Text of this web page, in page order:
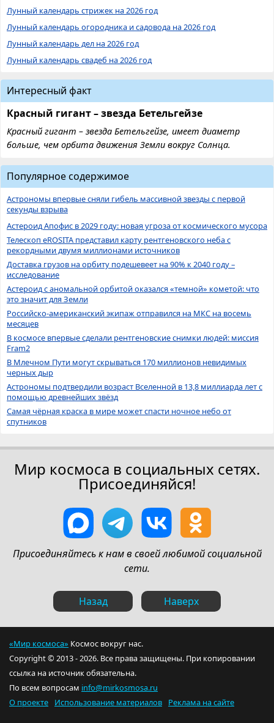
Лунный календарь стрижек на 2026 год
Лунный календарь огородника и садовода на 2026 год
Лунный календарь дел на 2026 год
Лунный календарь свадеб на 2026 год
Интересный факт
Красный гигант – звезда Бетельгейзе
Красный гигант – звезда Бетельгейзе, имеет диаметр
больше, чем орбита движения Земли вокруг Солнца.
Популярное содержимое
Астрономы впервые сняли гибель массивной звезды с первой
секунды взрыва
Астероид Апофис в 2029 году: новая угроза от космического мусора
Телескоп eROSITA представил карту рентгеновского неба с
рекордными двумя миллионами источников
Доставка грузов на орбиту подешевеет на 90% к 2040 году –
исследование
Астероид с аномальной орбитой оказался «темной» кометой: что
это значит для Земли
Российско-американский экипаж отправился на МКС на восемь
месяцев
В космосе впервые сделали рентгеновские снимки людей: миссия
Fram2
В Млечном Пути могут скрываться 170 миллионов невидимых
черных дыр
Астрономы подтвердили возраст Вселенной в 13,8 миллиарда лет с
помощью древнейших звёзд
Самая чёрная краска в мире может спасти ночное небо от
спутников
Мир космоса в социальных сетях.
Присоединяйся!
Присоединяйтесь к нам в своей любимой социальной
сети.
Назад Наверх
«Мир космоса» Космос вокруг нас.
Copyright © 2013 - 2026. Все права защищены. При копировании
ссылка на источник обязательна.
По всем вопросам info@mirkosmosa.ru
О проекте
Использование материалов Реклама на сайте